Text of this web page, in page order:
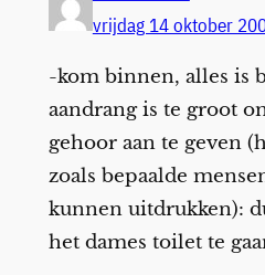
vrijdag 14 oktober
-kom binnen, alles is
aandrang is te groot
gehoor aan te geven
zoals bepaalde
kunnen uitdrukken):
het dames toilet te